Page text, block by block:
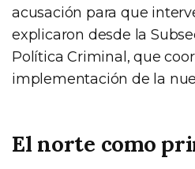
acusación para que
explicaron desde la
Política Criminal, que
implementación de la
El norte como